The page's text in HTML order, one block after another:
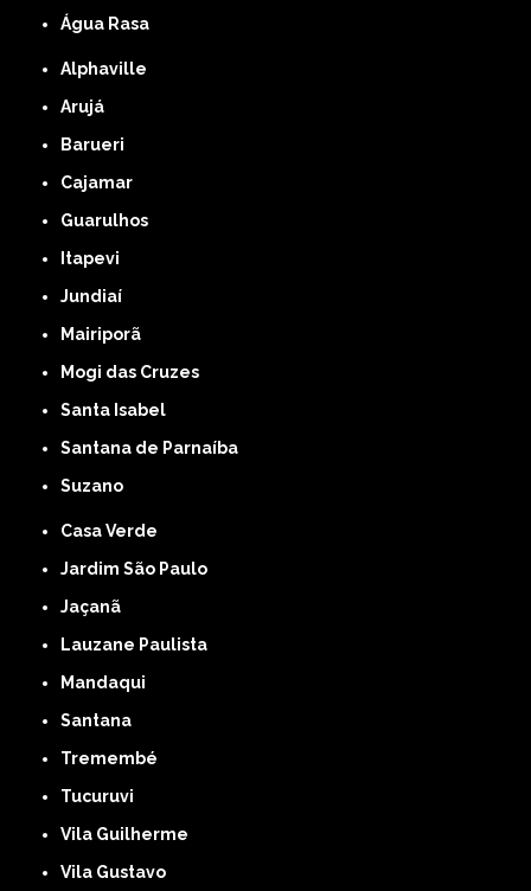
Água Rasa
Alphaville
Arujá
Barueri
Cajamar
Guarulhos
Itapevi
Jundiaí
Mairiporã
Mogi das Cruzes
Santa Isabel
Santana de Parnaíba
Suzano
Casa Verde
Jardim São Paulo
Jaçanã
Lauzane Paulista
Mandaqui
Santana
Tremembé
Tucuruvi
Vila Guilherme
Vila Gustavo